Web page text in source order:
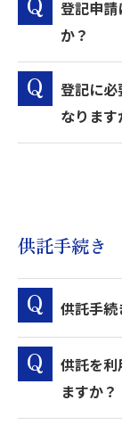
登記申
か？
登記に必
なります
供託手続き
供託手続
供託を
ますか？